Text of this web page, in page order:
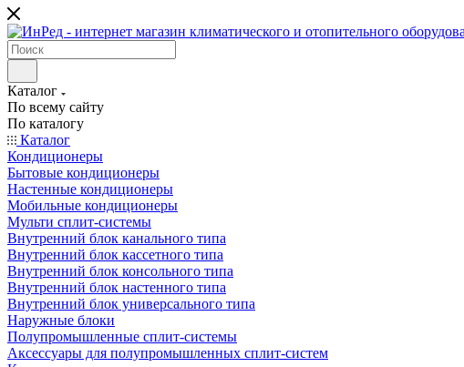
Каталог
По всему сайту
По каталогу
Каталог
Кондиционеры
Бытовые кондиционеры
Настенные кондиционеры
Мобильные кондиционеры
Мульти сплит-системы
Внутренний блок канального типа
Внутренний блок кассетного типа
Внутренний блок консольного типа
Внутренний блок настенного типа
Внутренний блок универсального типа
Наружные блоки
Полупромышленные сплит-системы
Аксессуары для полупромышленных сплит-систем